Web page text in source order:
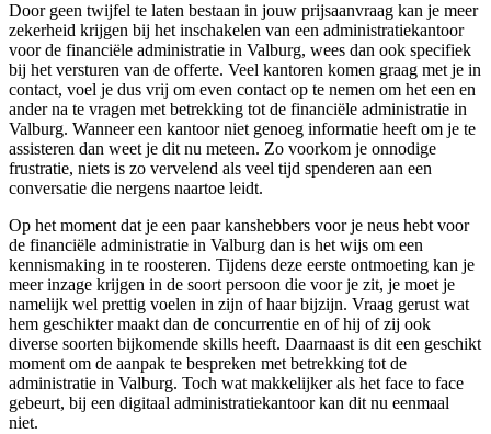
Door geen twijfel te laten bestaan in jouw prijsaanvraag kan je meer
zekerheid krijgen bij het inschakelen van een administratiekantoor
voor de financiële administratie in Valburg, wees dan ook specifiek
bij het versturen van de offerte. Veel kantoren komen graag met je in
contact, voel je dus vrij om even contact op te nemen om het een en
ander na te vragen met betrekking tot de financiële administratie in
Valburg. Wanneer een kantoor niet genoeg informatie heeft om je te
assisteren dan weet je dit nu meteen. Zo voorkom je onnodige
frustratie, niets is zo vervelend als veel tijd spenderen aan een
conversatie die nergens naartoe leidt.
Op het moment dat je een paar kanshebbers voor je neus hebt voor
de financiële administratie in Valburg dan is het wijs om een
kennismaking in te roosteren. Tijdens deze eerste ontmoeting kan je
meer inzage krijgen in de soort persoon die voor je zit, je moet je
namelijk wel prettig voelen in zijn of haar bijzijn. Vraag gerust wat
hem geschikter maakt dan de concurrentie en of hij of zij ook
diverse soorten bijkomende skills heeft. Daarnaast is dit een geschikt
moment om de aanpak te bespreken met betrekking tot de
administratie in Valburg. Toch wat makkelijker als het face to face
gebeurt, bij een digitaal administratiekantoor kan dit nu eenmaal
niet.